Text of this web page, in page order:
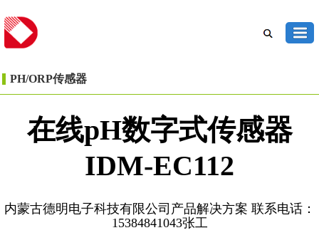
PH/ORP传感器
在线pH数字式传感器
IDM-EC112
内蒙古德明电子科技有限公司产品解决方案 联系电话：
15384841043张工